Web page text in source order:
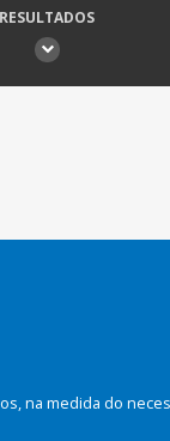
RESULTADOS
na medida do